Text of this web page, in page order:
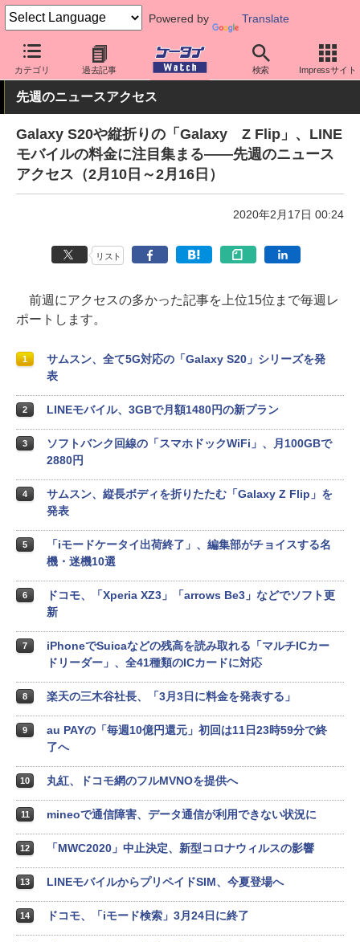
Powered by Translate
カテゴリ 過去記事 検索 Impressサイト
ケータイ Watch 業界動向 調査
先週のニュースアクセス
Galaxy S20や縦折りの「Galaxy Z Flip」、LINE
モバイルの料金に注目集まる――先週のニュース
アクセス（2月10日～2月16日）
2020年2月17日 00:24
リスト
前週にアクセスの多かった記事を上位15位まで毎週レ
ポートします。
1
サムスン、全て5G対応の「Galaxy S20」シリーズを発
表
2 LINEモバイル、3GBで月額1480円の新プラン
3
ソフトバンク回線の「スマホドックWiFi」、月100GBで
2880円
4
サムスン、縦長ボディを折りたたむ「Galaxy Z Flip」を
発表
5
「iモードケータイ出荷終了」、編集部がチョイスする名
機・迷機10選
6
ドコモ、「Xperia XZ3」「arrows Be3」などでソフト更
新
7
iPhoneでSuicaなどの残高を読み取れる「マルチICカー
ドリーダー」、全41種類のICカードに対応
8 楽天の三木谷社長、「3月3日に料金を発表する」
9
au PAYの「毎週10億円還元」初回は11日23時59分で終
了へ
10 丸紅、ドコモ網のフルMVNOを提供へ
11 mineoで通信障害、データ通信が利用できない状況に
12 「MWC2020」中止決定、新型コロナウィルスの影響
13 LINEモバイルからプリペイドSIM、今夏登場へ
14 ドコモ、「iモード検索」3月24日に終了